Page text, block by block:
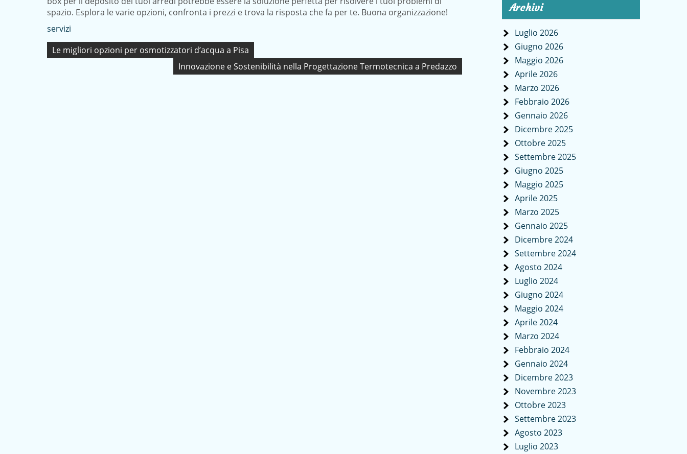
spazio. Esplora le varie opzioni, confronta i prezzi e trova la risposta che fa per te. Buona organizzazione!
servizi
Navigazione
Le migliori opzioni per osmotizzatori d’acqua a Pisa
Innovazione e Sostenibilità nella Progettazione Termotecnica a Predazzo
Archivi
Luglio 2026
Giugno 2026
Maggio 2026
Aprile 2026
Marzo 2026
Febbraio 2026
Gennaio 2026
Dicembre 2025
Ottobre 2025
Settembre 2025
Giugno 2025
Maggio 2025
Aprile 2025
Marzo 2025
Gennaio 2025
Dicembre 2024
Settembre 2024
Agosto 2024
Luglio 2024
Giugno 2024
Maggio 2024
Aprile 2024
Marzo 2024
Febbraio 2024
Gennaio 2024
Dicembre 2023
Novembre 2023
Ottobre 2023
Settembre 2023
Agosto 2023
Luglio 2023